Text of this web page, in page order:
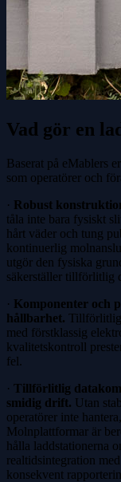
Vad gör en
Baserat på eMablers
som operatörer och
· Robust
tåla inte bara fysiskt
hårt väder och tung
kontinuerlig
utgör den fysiska
säkerställer tillförlitlig
· Komponenter och
hållbarhet.
med förstklassig
kvalitetskontroll
fel.
· Tillförlitlig
smidig drift. Utan
operatörer inte
Molnplattformar är
hålla laddstationerna
realtidsintegration
konsekvent